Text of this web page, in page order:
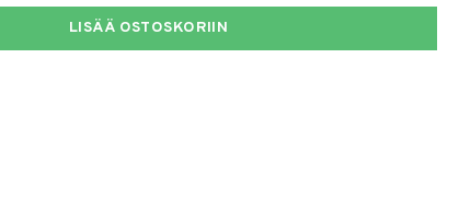
LISÄÄ OSTOSKORIIN